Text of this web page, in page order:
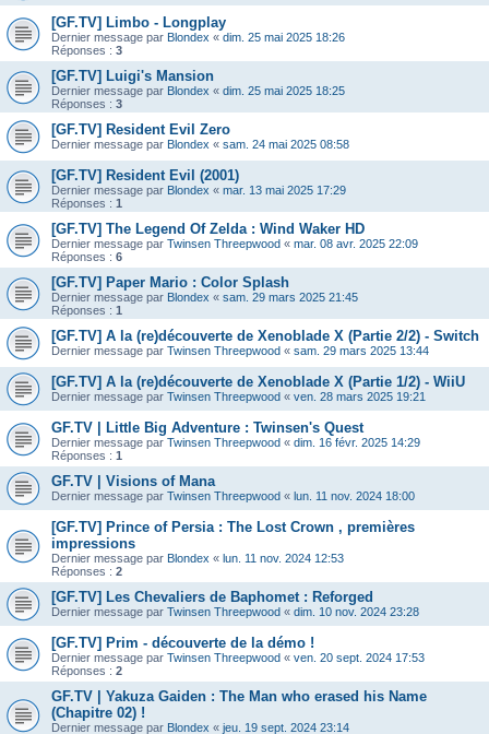
[GF.TV] Limbo - Longplay
Dernier message par Blondex « dim. 25 mai 2025 18:26
Réponses : 3
[GF.TV] Luigi's Mansion
Dernier message par Blondex « dim. 25 mai 2025 18:25
Réponses : 3
[GF.TV] Resident Evil Zero
Dernier message par Blondex « sam. 24 mai 2025 08:58
[GF.TV] Resident Evil (2001)
Dernier message par Blondex « mar. 13 mai 2025 17:29
Réponses : 1
[GF.TV] The Legend Of Zelda : Wind Waker HD
Dernier message par Twinsen Threepwood « mar. 08 avr. 2025 22:09
Réponses : 6
[GF.TV] Paper Mario : Color Splash
Dernier message par Blondex « sam. 29 mars 2025 21:45
Réponses : 1
[GF.TV] A la (re)découverte de Xenoblade X (Partie 2/2) - Switch
Dernier message par Twinsen Threepwood « sam. 29 mars 2025 13:44
[GF.TV] A la (re)découverte de Xenoblade X (Partie 1/2) - WiiU
Dernier message par Twinsen Threepwood « ven. 28 mars 2025 19:21
GF.TV | Little Big Adventure : Twinsen's Quest
Dernier message par Twinsen Threepwood « dim. 16 févr. 2025 14:29
Réponses : 1
GF.TV | Visions of Mana
Dernier message par Twinsen Threepwood « lun. 11 nov. 2024 18:00
[GF.TV] Prince of Persia : The Lost Crown , premières
impressions
Dernier message par Blondex « lun. 11 nov. 2024 12:53
Réponses : 2
[GF.TV] Les Chevaliers de Baphomet : Reforged
Dernier message par Twinsen Threepwood « dim. 10 nov. 2024 23:28
[GF.TV] Prim - découverte de la démo !
Dernier message par Twinsen Threepwood « ven. 20 sept. 2024 17:53
Réponses : 2
GF.TV | Yakuza Gaiden : The Man who erased his Name
(Chapitre 02) !
Dernier message par Blondex « jeu. 19 sept. 2024 23:14